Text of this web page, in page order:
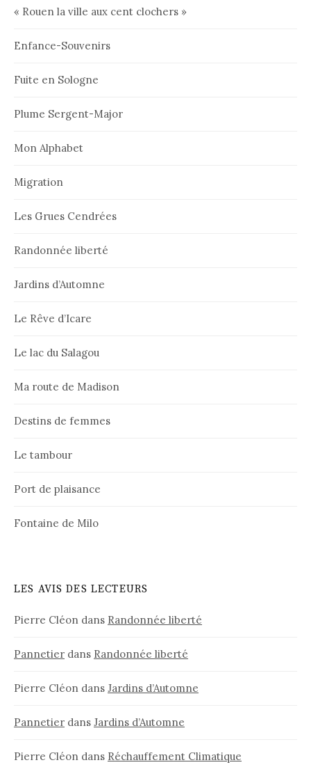
« Rouen la ville aux cent clochers »
Enfance-Souvenirs
Fuite en Sologne
Plume Sergent-Major
Mon Alphabet
Migration
Les Grues Cendrées
Randonnée liberté
Jardins d’Automne
Le Rêve d’Icare
Le lac du Salagou
Ma route de Madison
Destins de femmes
Le tambour
Port de plaisance
Fontaine de Milo
LES AVIS DES LECTEURS
Pierre Cléon dans Randonnée liberté
Pannetier dans Randonnée liberté
Pierre Cléon dans Jardins d’Automne
Pannetier dans Jardins d’Automne
Pierre Cléon dans Réchauffement Climatique